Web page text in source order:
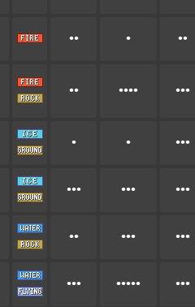
•• • ••
•• •••• •••
• • •••
••• ••• •••
•• ••• •••
••• ••••• •••